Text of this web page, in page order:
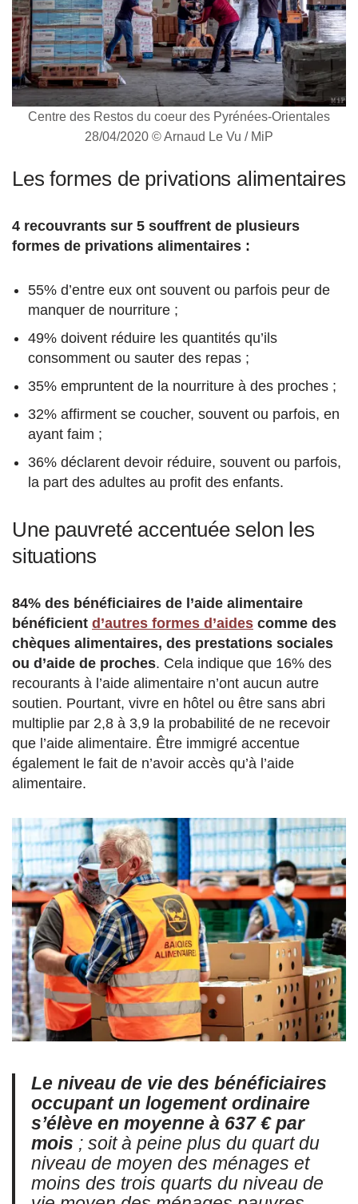
Centre des Restos du coeur des Pyrénées-Orientales
28/04/2020 © Arnaud Le Vu / MiP
Les formes de privations alimentaires
4 recouvrants sur 5 souffrent de plusieurs
formes de privations alimentaires :
55% d’entre eux ont souvent ou parfois peur de
manquer de nourriture ;
49% doivent réduire les quantités qu’ils
consomment ou sauter des repas ;
35% empruntent de la nourriture à des proches ;
32% affirment se coucher, souvent ou parfois, en
ayant faim ;
36% déclarent devoir réduire, souvent ou parfois,
la part des adultes au profit des enfants.
Une pauvreté accentuée selon les
situations
84% des bénéficiaires de l’aide alimentaire
bénéficient d’autres formes d’aides comme des
chèques alimentaires, des prestations sociales
ou d’aide de proches. Cela indique que 16% des
recourants à l’aide alimentaire n’ont aucun autre
soutien. Pourtant, vivre en hôtel ou être sans abri
multiplie par 2,8 à 3,9 la probabilité de ne recevoir
que l’aide alimentaire. Être immigré accentue
également le fait de n’avoir accès qu’à l’aide
alimentaire.
Le niveau de vie des bénéficiaires
occupant un logement ordinaire
s’élève en moyenne à 637 € par
mois ; soit à peine plus du quart du
niveau de moyen des ménages et
moins des trois quarts du niveau de